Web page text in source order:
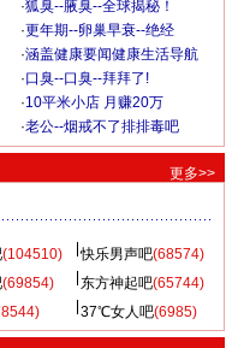
·狐臭--腋臭--全球揭秘！
·更年期--卵巢早衰--绝经
·涵盖健康要闻健康生活导航
·口臭--口臭--拜拜了!
·10平米小店 月赚20万
·老公--烟戒不了排排毒吧
更多>>
(104510) 快乐男声吧(68574)
(69854) 东方神起吧(65744)
37℃女人吧(6985)